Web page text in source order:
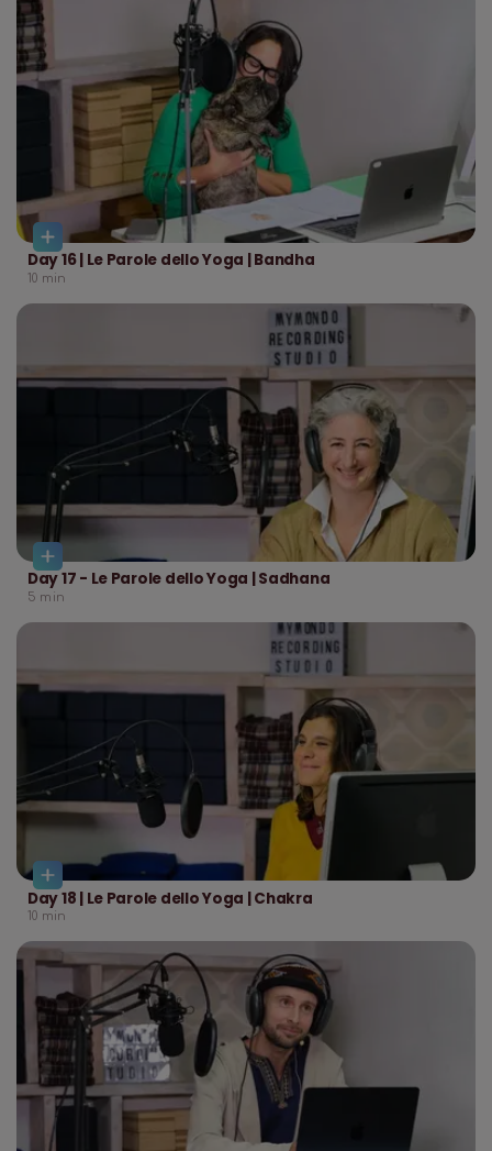
Day 16 | Le Parole dello Yoga | Bandha
10 min
Day 17 - Le Parole dello Yoga | Sadhana
5 min
Day 18 | Le Parole dello Yoga | Chakra
10 min